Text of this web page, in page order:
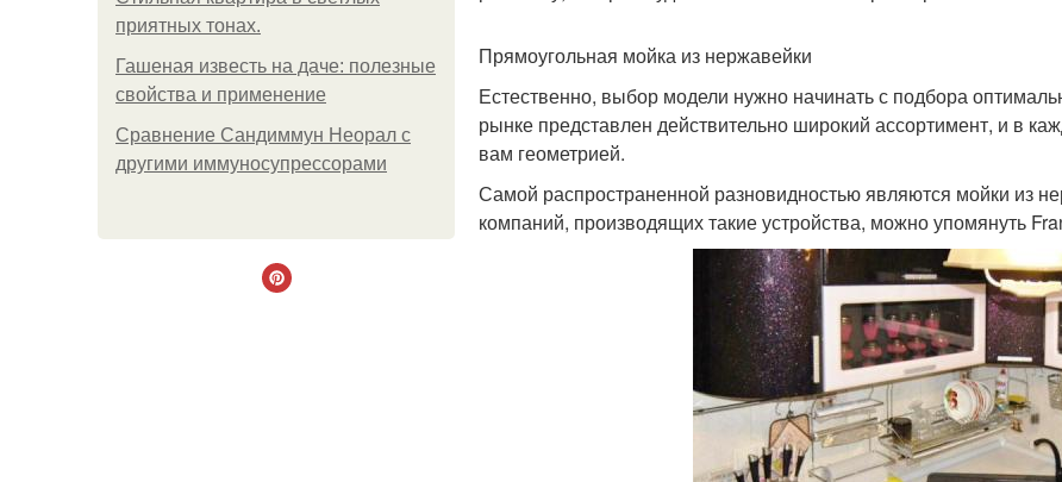
приятных тонах.
Гашеная известь на даче: полезные
свойства и применение
Сравнение Сандиммун Неорал с
другими иммуносупрессорами
Прямоугольная мойка из нержавейки
Естественно, выбор модели нужно начинать с подбора
рынке представлен действительно широкий ассортимент, и в
вам геометрией.
Самой распространенной разновидностью являются мойки из
компаний, производящих такие устройства, можно упомянуть